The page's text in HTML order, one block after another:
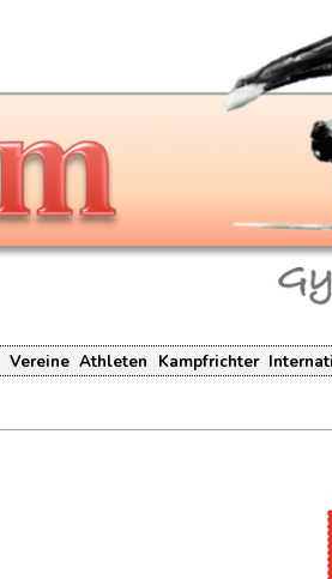
Vereine Athleten Kampfrichter